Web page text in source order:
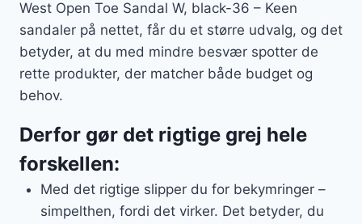
West Open Toe Sandal W, black-36 – Keen
sandaler på nettet, får du et større udvalg, og det
betyder, at du med mindre besvær spotter de
rette produkter, der matcher både budget og
behov.
Derfor gør det rigtige grej hele
forskellen:
Med det rigtige slipper du for bekymringer –
simpelthen, fordi det virker. Det betyder, du